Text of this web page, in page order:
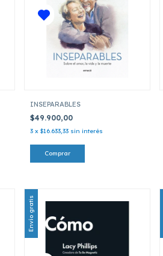
INSEPARABLES
$49.900,00
3 x $16.633,33 sin interés
Envío gratis